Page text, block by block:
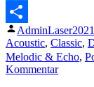
(Offizielles
Video)“
Messenger
Teilen
Veröffentlicht
von
AdminLaser2021
Acoustic, Classic,
Melodic & Echo,
Kommentarzu